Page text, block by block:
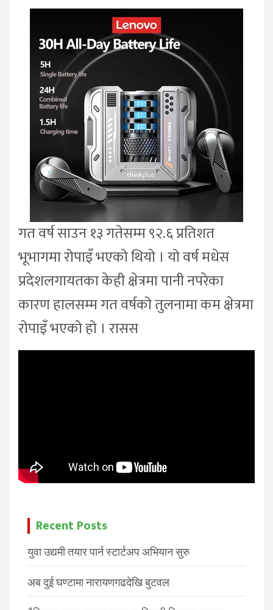
गत वर्ष साउन १३ गतेसम्म ९२.६ प्रतिशत
भूभागमा रोपाइँ भएको थियो । यो वर्ष मधेस
प्रदेशलगायतका केही क्षेत्रमा पानी नपरेका
कारण हालसम्म गत वर्षको तुलनामा कम क्षेत्रमा
रोपाइँ भएको हो । रासस
Recent Posts
युवा उद्यमी तयार पार्न स्टार्टअप अभियान सुरु
अब दुई घण्टामा नारायणगढदेखि बुटवल